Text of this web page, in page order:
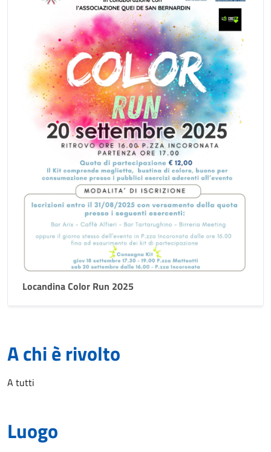
Locandina Color Run 2025
A chi è rivolto
A tutti
Luogo